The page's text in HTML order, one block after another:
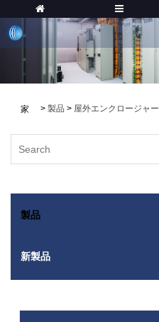
家 > 製品 > 屋外エンクロージャー
製品
新製品